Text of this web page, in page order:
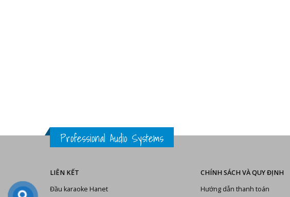
Professional Audio Systems
LIÊN KẾT
Đầu karaoke Hanet
CHÍNH SÁCH VÀ QUY ĐỊNH
Hướng dẫn thanh toán